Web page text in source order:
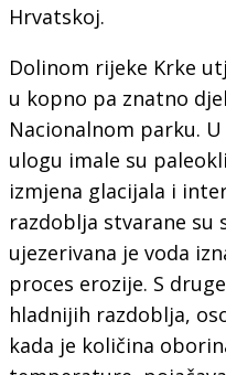
Hrvatskoj.
Dolinom rijeke Krke
u kopno pa znatno
Nacionalnom parku.
ulogu imale su
izmjena glacijala i
razdoblja stvarane su
ujezerivana je voda
proces erozije. S
hladnijih razdoblja,
kada je količina